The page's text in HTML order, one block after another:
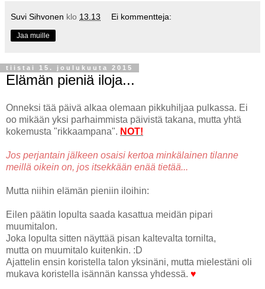
Suvi Sihvonen klo 13.13 Ei kommentteja:
Jaa muille
tiistai 15. joulukuuta 2015
Elämän pieniä iloja...
Onneksi tää päivä alkaa olemaan pikkuhiljaa pulkassa. Ei
oo mikään yksi parhaimmista päivistä takana, mutta yhtä
kokemusta "rikkaampana". NOT!
Jos perjantain jälkeen osaisi kertoa minkälainen tilanne
meillä oikein on, jos itsekkään enää tietää...
Mutta niihin elämän pieniin iloihin:
Eilen päätin lopulta saada kasattua meidän pipari
muumitalon.
Joka lopulta sitten näyttää pisan kaltevalta tornilta,
mutta on muumitalo kuitenkin. :D
Ajattelin ensin koristella talon yksinäni, mutta mielestäni oli
mukava koristella isännän kanssa yhdessä. ♥